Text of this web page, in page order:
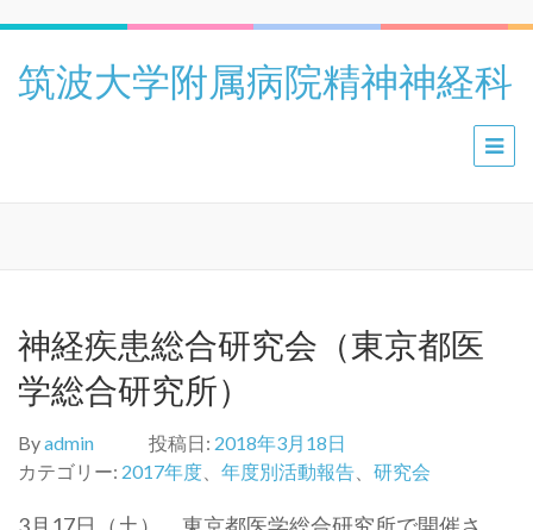
筑波大学附属病院精神神経科
神経疾患総合研究会（東京都医
学総合研究所）
Byadmin 投稿日: 2018年3月18日
カテゴリー: 2017年度 年度別活動報告 研究会